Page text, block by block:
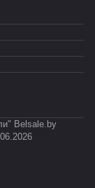
Belsale.by